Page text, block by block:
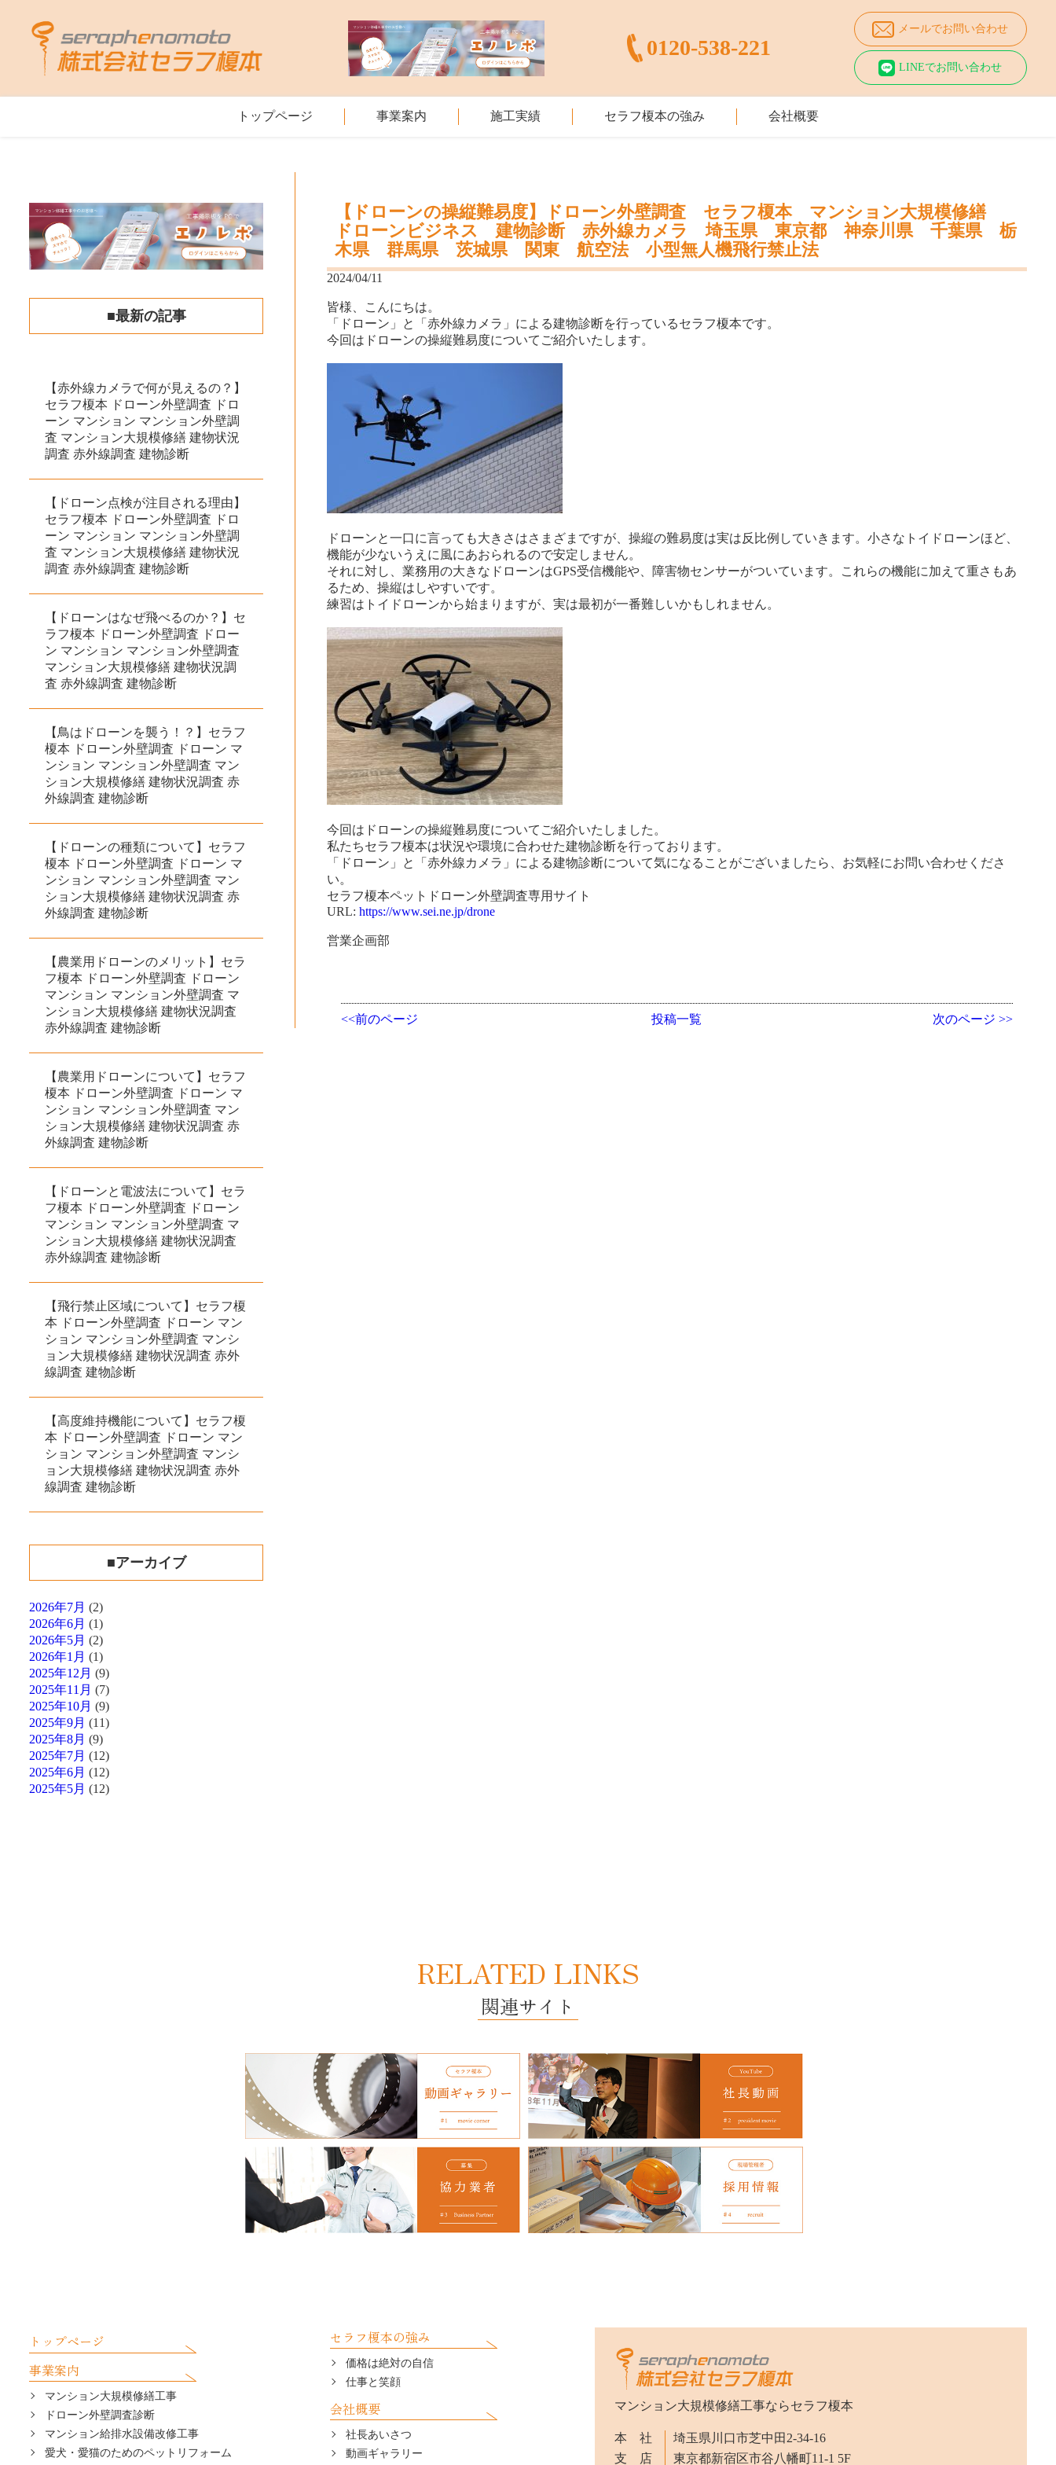
0120-538-221
メールでお問い合わせ
LINEでお問い合わせ
トップページ 事業案内 施工実績 セラフ榎本の強み 会社概要
■最新の記事
【赤外線カメラで何が見えるの？】
セラフ榎本 ドローン外壁調査 ドロ
ーン マンション マンション外壁調
査 マンション大規模修繕 建物状況
調査 赤外線調査 建物診断
【ドローン点検が注目される理由】
セラフ榎本 ドローン外壁調査 ドロ
ーン マンション マンション外壁調
査 マンション大規模修繕 建物状況
調査 赤外線調査 建物診断
【ドローンはなぜ飛べるのか？】セ
ラフ榎本 ドローン外壁調査 ドロー
ン マンション マンション外壁調査
マンション大規模修繕 建物状況調
査 赤外線調査 建物診断
【鳥はドローンを襲う！？】セラフ
榎本 ドローン外壁調査 ドローン マ
ンション マンション外壁調査 マン
ション大規模修繕 建物状況調査 赤
外線調査 建物診断
【ドローンの種類について】セラフ
榎本 ドローン外壁調査 ドローン マ
ンション マンション外壁調査 マン
ション大規模修繕 建物状況調査 赤
外線調査 建物診断
【農業用ドローンのメリット】セラ
フ榎本 ドローン外壁調査 ドローン
マンション マンション外壁調査 マ
ンション大規模修繕 建物状況調査
赤外線調査 建物診断
【農業用ドローンについて】セラフ
榎本 ドローン外壁調査 ドローン マ
ンション マンション外壁調査 マン
ション大規模修繕 建物状況調査 赤
外線調査 建物診断
【ドローンと電波法について】セラ
フ榎本 ドローン外壁調査 ドローン
マンション マンション外壁調査 マ
ンション大規模修繕 建物状況調査
赤外線調査 建物診断
【飛行禁止区域について】セラフ榎
本 ドローン外壁調査 ドローン マン
ション マンション外壁調査 マンシ
ョン大規模修繕 建物状況調査 赤外
線調査 建物診断
【高度維持機能について】セラフ榎
本 ドローン外壁調査 ドローン マン
ション マンション外壁調査 マンシ
ョン大規模修繕 建物状況調査 赤外
線調査 建物診断
■アーカイブ
2026年7月 (2)
2026年6月 (1)
2026年5月 (2)
2026年1月 (1)
2025年12月 (9)
2025年11月 (7)
2025年10月 (9)
2025年9月 (11)
2025年8月 (9)
2025年7月 (12)
2025年6月 (12)
2025年5月 (12)
【ドローンの操縦難易度】ドローン外壁調査 セラフ榎本 マンション大規模修繕
ドローンビジネス 建物診断 赤外線カメラ 埼玉県 東京都 神奈川県 千葉県 栃
木県 群馬県 茨城県 関東 航空法 小型無人機飛行禁止法
2024/04/11
皆様、こんにちは。
「ドローン」と「赤外線カメラ」による建物診断を行っているセラフ榎本です。
今回はドローンの操縦難易度についてご紹介いたします。
ドローンと一口に言っても大きさはさまざまですが、操縦の難易度は実は反比例していきます。小さなトイドローンほど、
機能が少ないうえに風にあおられるので安定しません。
それに対し、業務用の大きなドローンはGPS受信機能や、障害物センサーがついています。これらの機能に加えて重さもあ
るため、操縦はしやすいです。
練習はトイドローンから始まりますが、実は最初が一番難しいかもしれません。
今回はドローンの操縦難易度についてご紹介いたしました。
私たちセラフ榎本は状況や環境に合わせた建物診断を行っております。
「ドローン」と「赤外線カメラ」による建物診断について気になることがございましたら、お気軽にお問い合わせくださ
い。
セラフ榎本ペットドローン外壁調査専用サイト
URL:https://www.sei.ne.jp/drone
営業企画部
<<前のページ 投稿一覧 次のページ >>
RELATED LINKS
関連サイト
トップページ
事業案内
マンション大規模修繕工事
ドローン外壁調査診断
マンション給排水設備改修工事
愛犬・愛猫のためのペットリフォーム
セラフ榎本の強み
価格は絶対の自信
仕事と笑顔
会社概要
社長あいさつ
動画ギャラリー
マンション大規模修繕工事ならセラフ榎本
本 社
埼玉県川口市芝中田2-34-16
支 店
東京都新宿区市谷八幡町11-1 5F